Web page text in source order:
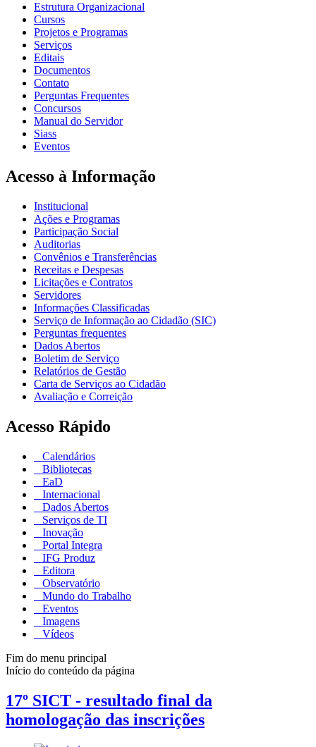
Estrutura Organizacional
Cursos
Projetos e Programas
Serviços
Editais
Documentos
Contato
Perguntas Frequentes
Concursos
Manual do Servidor
Siass
Eventos
Acesso à Informação
Institucional
Ações e Programas
Participação Social
Auditorias
Convênios e Transferências
Receitas e Despesas
Licitações e Contratos
Servidores
Informações Classificadas
Serviço de Informação ao Cidadão (SIC)
Perguntas frequentes
Dados Abertos
Boletim de Serviço
Relatórios de Gestão
Carta de Serviços ao Cidadão
Avaliação e Correição
Acesso Rápido
Calendários
Bibliotecas
EaD
Internacional
Dados Abertos
Serviços de TI
Inovação
Portal Integra
IFG Produz
Editora
Observatório
Mundo do Trabalho
Eventos
Imagens
Vídeos
Fim do menu principal
Início do conteúdo da página
17º SICT - resultado final da
homologação das inscrições